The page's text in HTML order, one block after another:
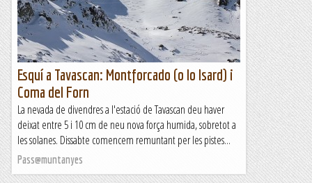
Esquí a Tavascan: Montforcado (o lo Isard) i
Coma del Forn
La nevada de divendres a l'estació de Tavascan deu haver
deixat entre 5 i 10 cm de neu nova força humida, sobretot a
les solanes. Dissabte comencem remuntant per les pistes...
Pass@muntanyes